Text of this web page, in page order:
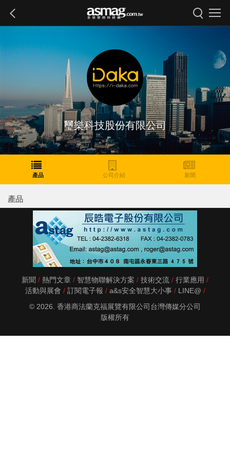
璽樂科技股份有限公司
產品 公司介紹 新聞
產品
新聞 熱門文章 智慧物聯解決方案 技術交流
行業應用
活動與展會
訂閱電子報 a&s安全智慧大小事
LINE@
© 2026. 香港商法蘭克福展覽有限公司台灣傳媒分公司
版權所有